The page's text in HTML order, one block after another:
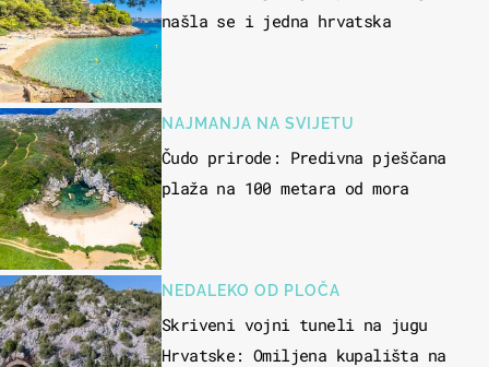
našla se i jedna hrvatska
NAJMANJA NA SVIJETU
Čudo prirode: Predivna pješčana
plaža na 100 metara od mora
NEDALEKO OD PLOČA
Skriveni vojni tuneli na jugu
Hrvatske: Omiljena kupališta na